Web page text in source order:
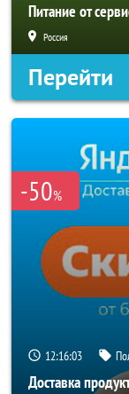
Питание от
Россия
Перейти
-50%
12:16:02
Доставка